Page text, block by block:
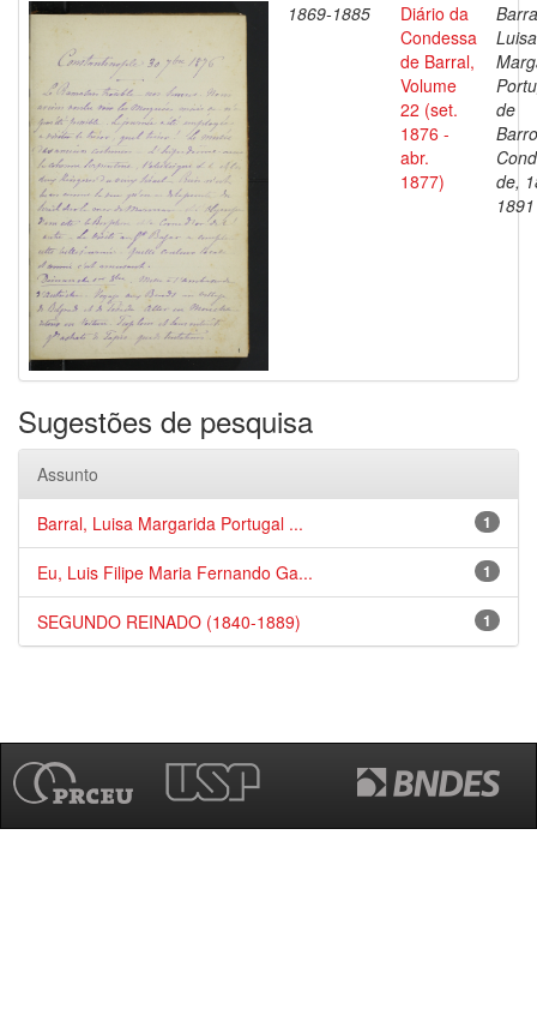
1869-1885
Diário da
Condessa
de Barral,
Volume
22 (set.
1876 -
abr.
1877)
Luisa
de
de,
1891
Sugestões de pesquisa
Assunto
1
Barral, Luisa Margarida Portugal ...
1
Eu, Luis Filipe Maria Fernando Ga...
1
SEGUNDO REINADO (1840-1889)